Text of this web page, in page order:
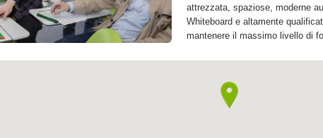
attrezzata, spaziose, moderne
Whiteboard e altamente
mantenere il massimo livello di